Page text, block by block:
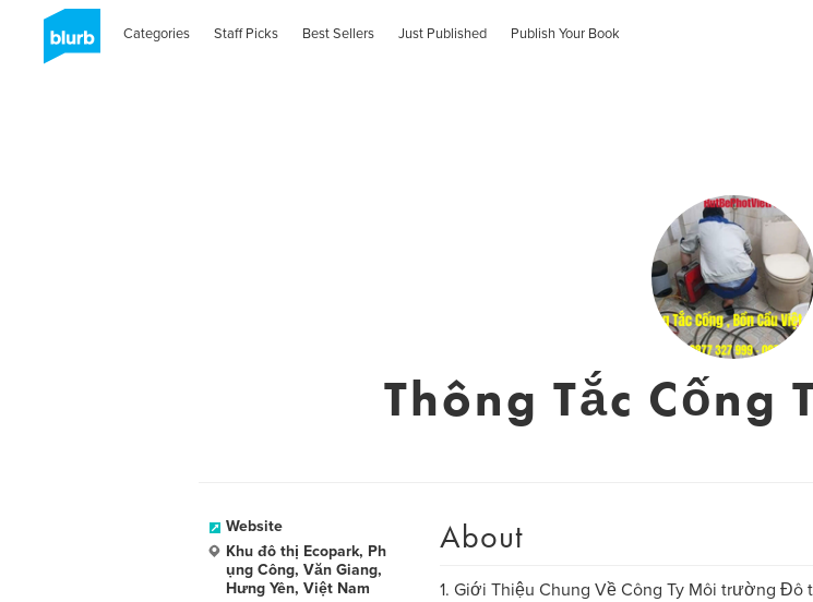
Categories Staff Picks Best Sellers Just Published Publish Your Book
Thông Tắc Cống
Website
Khu đô thị Ecopark, Ph
ụng Công, Văn Giang,
Hưng Yên, Việt Nam
About
1. Giới Thiệu Chung Về Công Ty Môi trường Đô